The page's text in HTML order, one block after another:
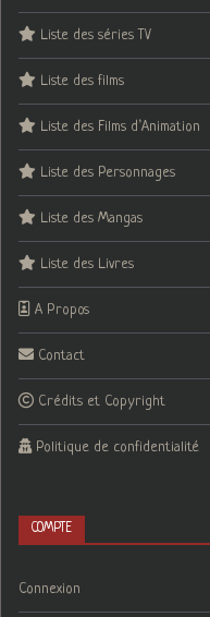
Liste des séries TV
Liste des films
Liste des Films d’Animation
Liste des Personnages
Liste des Mangas
Liste des Livres
A Propos
Contact
Crédits et Copyright
Politique de confidentialité
COMPTE
Connexion